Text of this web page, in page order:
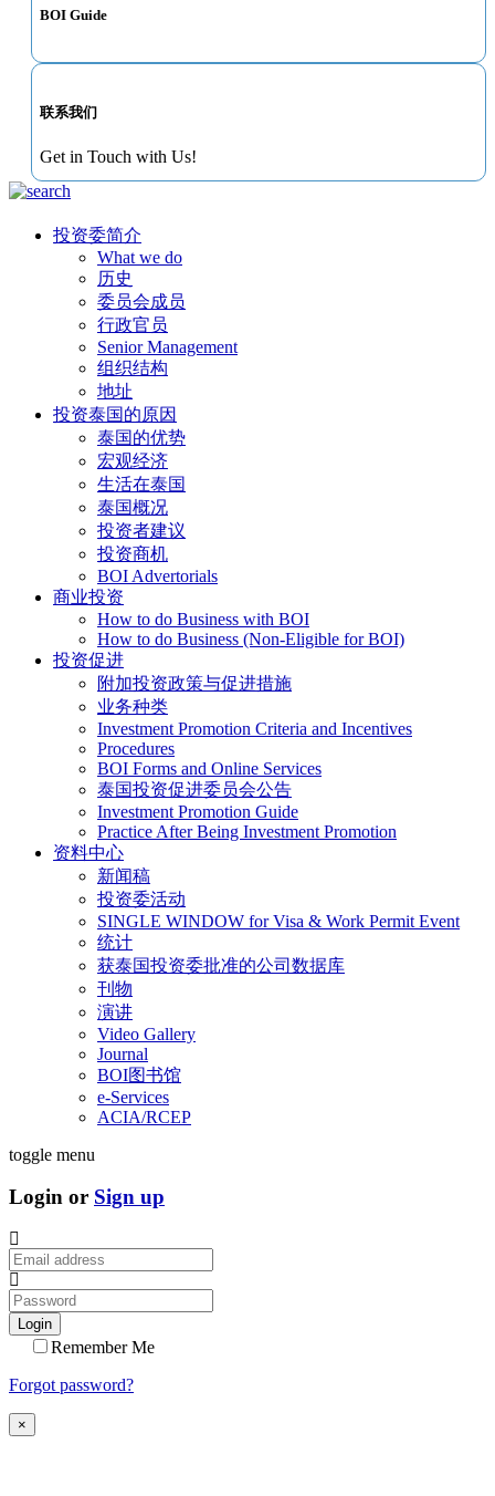
BOI Guide
联系我们
Get in Touch with Us!
投资委简介
What we do
历史
委员会成员
行政官员
Senior Management
组织结构
地址
投资泰国的原因
泰国的优势
宏观经济
生活在泰国
泰国概况
投资者建议
投资商机
BOI Advertorials
商业投资
How to do Business with BOI
How to do Business (Non-Eligible for BOI)
投资促进
附加投资政策与促进措施
业务种类
Investment Promotion Criteria and Incentives
Procedures
BOI Forms and Online Services
泰国投资促进委员会公告
Investment Promotion Guide
Practice After Being Investment Promotion
资料中心
新闻稿
投资委活动
SINGLE WINDOW for Visa & Work Permit Event
统计
获泰国投资委批准的公司数据库
刊物
演讲
Video Gallery
Journal
BOI图书馆
e-Services
ACIA/RCEP
toggle menu
Login or Sign up
Login
Remember Me
Forgot password?
×